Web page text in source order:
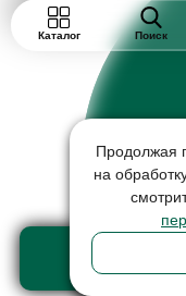
Каталог Поиск
Продолжая
на